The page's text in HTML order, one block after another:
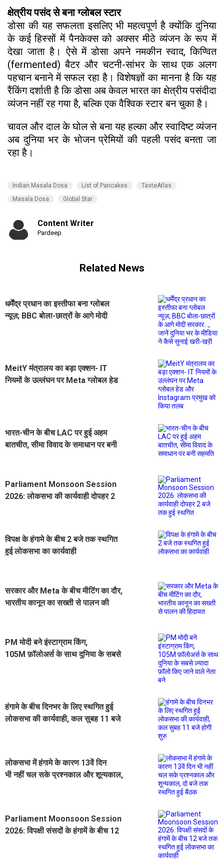
क्षेत्रीय पसंद से बना ग्लोबल स्टार
डोसा की यह सफलता इसलिए भी महत्वपूर्ण है क्योंकि दुनिया
के कई हिस्सों में पैनकेक्स को अक्सर मीठे व्यंजन के रूप में
देखा जाता है। ऐसे में डोसा अपने नमकीन स्वाद, किण्वित
(fermented) बैटर और चटनी-सांभर के साथ एक अलग
पहचान बनाने में सफल रहा है। विशेषज्ञों का मानना है कि यह
रैंकिंग दर्शाती है कि डोसा अब केवल भारत का क्षेत्रीय पसंदीदा
व्यंजन नहीं रह गया है, बल्कि एक वैश्विक स्टार बन चुका है।
चावल और दाल के घोल से बना यह हल्का और स्वादिष्ट व्यंजन
अब दुनिया भर के भोजन प्रेमियों की पहली पसंद बनता जा
रहा है।
Indian Masala Dosa List of Pancakes
TasteAtlas
Masala Dosa
Global Star
Content Writer
Pardeep
Related News
धर्मेंद्र प्रधान का इस्तीफा बना ग्लोबल
न्यूज़; BBC बोला-छात्रों के आगे मोदी
MeitY मंत्रालय का बड़ा एक्शन- IT
नियमों के उल्लंघन पर Meta ग्लोबल हेड
भारत-चीन के बीच LAC पर हुई अहम
बातचीत, सीमा विवाद के समाधान पर बनी
Parliament Monsoon Session
2026: लोकसभा की कार्यवाही दोपहर 2
विपक्ष के हंगामे के बीच 2 बजे तक स्थगित
हुई लोकसभा का कार्यवाही
सरकार और Meta के बीच मीटिंग का दौर,
भारतीय कानून का सख्ती से पालन की
PM मोदी बने इंस्टाग्राम किंग,
105M फ़ॉलोअर्स के साथ दुनिया के सबसे
हंगामे के बीच दिनभर के लिए स्थगित हुई
लोकसभा की कार्यवाही, कल सुबह 11 बजे
लोकसभा में हंगामे के कारण 13वें दिन
भी नहीं चल सके प्रश्नकाल और शून्यकाल,
Parliament Moonsoon Session
2026: विपक्षी संसदों के हंगामें के बीच 12